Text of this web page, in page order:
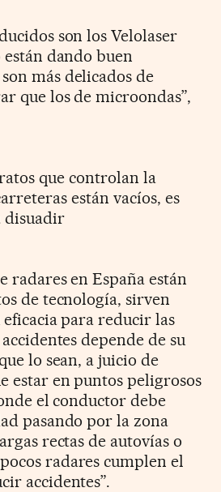
son los Velolaser
están dando buen
más delicados de
que los de microondas”,
que controlan la
están vacíos, es
disuadir
radares en España están
de tecnología, sirven
para reducir las
depende de su
lo sean, a juicio de
estar en puntos peligrosos
el conductor debe
pasando por la zona
rectas de autovías o
radares cumplen el
accidentes”.